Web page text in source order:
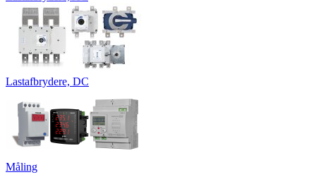
Lastafbrydere, DC
Måling